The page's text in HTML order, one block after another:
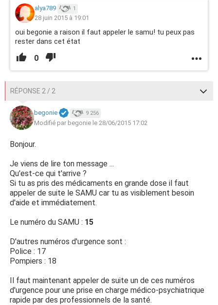
alya789 1
28 juin 2015 à 19:01
oui begonie a raison il faut appeler le samu! tu peux pas
rester dans cet état
0
RÉPONSE 2 / 2
begonie 9 256
Modifié par begonie le 28/06/2015 17:02
Bonjour.
Je viens de lire ton message ...
Qu'est-ce qui t'arrive ?
Si tu as pris des médicaments en grande dose il faut
appeler de suite le SAMU car tu as visiblement besoin
d'aide et immédiatement.
Le numéro du SAMU : 15
D'autres numéros d'urgence sont :
Police : 17
Pompiers : 18
Il faut maintenant appeler de suite un de ces numéros
d'urgence pour une prise en charge médico-psychiatrique
rapide par des professionnels de la santé.